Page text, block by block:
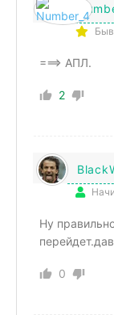
===> АПЛ.
2
Ну
0